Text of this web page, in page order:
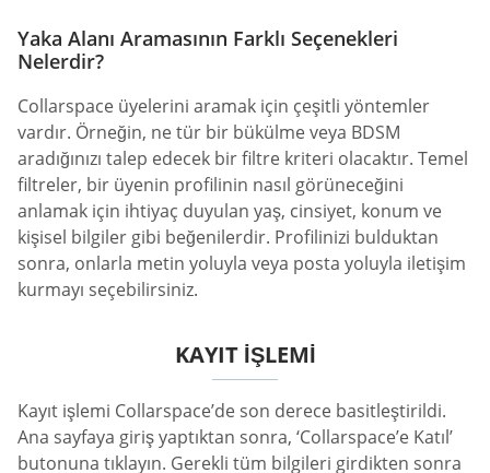
Yaka Alanı Aramasının Farklı Seçenekleri
Nelerdir?
Collarspace üyelerini aramak için çeşitli yöntemler
vardır. Örneğin, ne tür bir bükülme veya BDSM
aradığınızı talep edecek bir filtre kriteri olacaktır. Temel
filtreler, bir üyenin profilinin nasıl görüneceğini
anlamak için ihtiyaç duyulan yaş, cinsiyet, konum ve
kişisel bilgiler gibi beğenilerdir. Profilinizi bulduktan
sonra, onlarla metin yoluyla veya posta yoluyla iletişim
kurmayı seçebilirsiniz.
KAYIT İŞLEMI
Kayıt işlemi Collarspace’de son derece basitleştirildi.
Ana sayfaya giriş yaptıktan sonra, ‘Collarspace’e Katıl’
butonuna tıklayın. Gerekli tüm bilgileri girdikten sonra